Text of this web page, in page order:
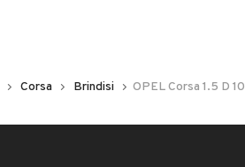
Corsa Brindisi OPEL Corsa 1.5 D